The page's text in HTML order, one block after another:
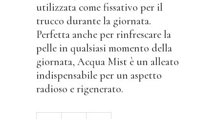
utilizzata come fissativo per il
trucco durante la giornata.
Perfetta anche per rinfrescare la
pelle in qualsiasi momento della
giornata, Acqua Mist è un alleato
indispensabile per un aspetto
radioso e rigenerato.